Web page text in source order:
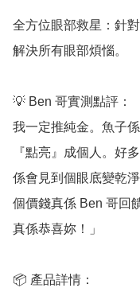
全方位眼部救星：針
解決所有眼部煩惱。
💡 Ben 哥實測點評：
我一定推純金。魚子
『點亮』成個人。好
係會見到個眼底變乾
個價錢真係 Ben 哥回
真係恭喜妳！」
📦 產品詳情：